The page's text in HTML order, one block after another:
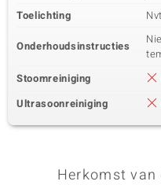
Toelichting
Nvt
Onderhoudsinstructies
Stoomreiniging
Ultrasoonreiniging
Herkomst van